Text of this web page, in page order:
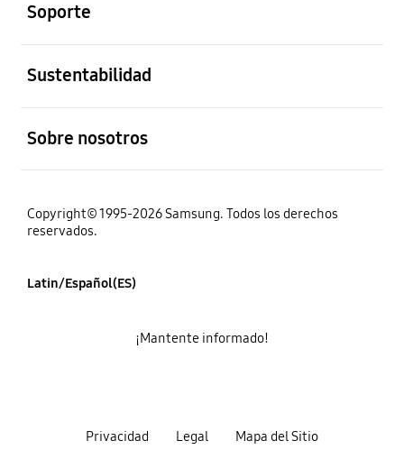
Soporte
Sustentabilidad
Sobre nosotros
Copyright© 1995-2026 Samsung. Todos los derechos
reservados.
Latin/Español(ES)
Privacidad Legal Mapa del Sitio
¡Mantente informado!